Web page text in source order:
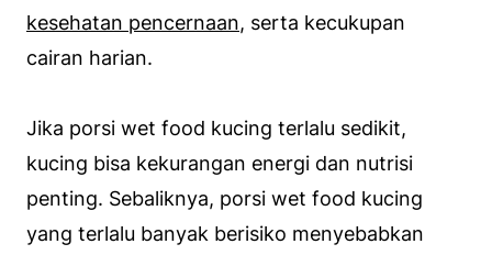
kesehatan pencernaan, serta kecukupan
cairan harian.
Jika porsi wet food kucing terlalu sedikit,
kucing bisa kekurangan energi dan nutrisi
penting. Sebaliknya, porsi wet food kucing
yang terlalu banyak berisiko menyebabkan